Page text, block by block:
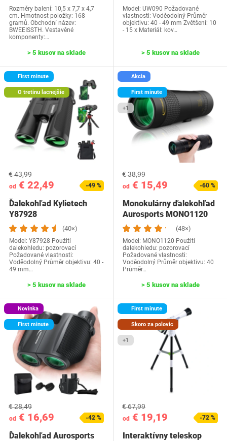
Rozměry balení: 10,5 x 7,7 x 4,7
cm. Hmotnost položky: 168
gramů. Obchodní název:
BWEEISSTH. Vestavěné
komponenty:…
> 5 kusov na sklade
Model: ‎UW090 Požadované
vlastnosti: Voděodolný Průměr
objektivu: 40 - 49 mm Zvětšení: 10
- 15 x Materiál: kov…
> 5 kusov na sklade
First minute
O tretinu lacnejšie
od € 22,49
€ 43,99
-49 %
Ďalekohľad Kylietech
‎Y87928
(40×)
Model: ‎Y87928 Použití
dalekohledu: pozorovací
Požadované vlastnosti:
Voděodolný Průměr objektivu: 40 -
49 mm…
> 5 kusov na sklade
Akcia
First minute
+1
od € 15,49
€ 38,99
-60 %
Monokulárny ďalekohľad
Aurosports ‎MONO1120
(48×)
Model: ‎MONO1120 Použití
dalekohledu: pozorovací
Požadované vlastnosti:
Voděodolný Průměr objektivu: 40
Průměr…
> 5 kusov na sklade
Novinka
First minute
od € 16,69
€ 28,49
-42 %
Ďalekohľad Aurosports
First minute
Skoro za polovic
+1
od € 19,19
€ 67,99
-72 %
Interaktívny teleskop